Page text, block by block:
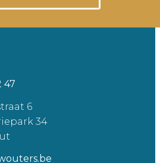
47
6
34